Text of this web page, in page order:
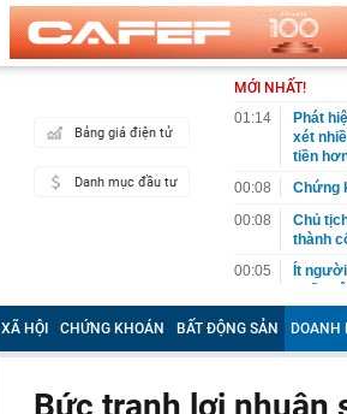
Bảng giá điện tử
Danh mục đầu tư
MỚI NHẤT!
01:14
Phát
xét
tiền
00:08
Chứng
00:08
Chủ
thành
00:05
Ít
Việt
giường
00:05
56 mã
XÃ HỘI CHỨNG KHOÁN BẤT ĐỘNG SẢN DOANH